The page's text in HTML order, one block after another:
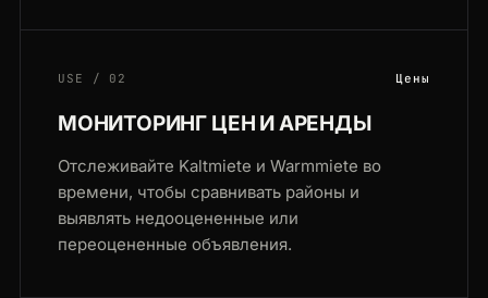
USE / 02 Цены
МОНИТОРИНГ ЦЕН И АРЕНДЫ
Отслеживайте Kaltmiete и Warmmiete во
времени, чтобы сравнивать районы и
выявлять недооцененные или
переоцененные объявления.